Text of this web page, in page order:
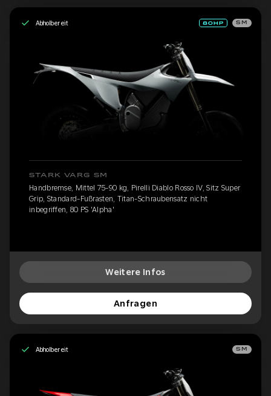
Abholbereit SM
STARK VARG SM
Handbremse, Mittel 75-90 kg, Pirelli Diablo Rosso IV, Sitz Super
Grip, Standard-Fußrasten, Titan-Schraubensatz nicht
inbegriffen, 80 PS 'Alpha'
Weitere Infos
Anfragen
Abholbereit SM